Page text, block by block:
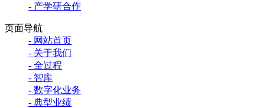
- 产学研合作
页面导航
- 网站首页
- 关于我们
- 全过程
- 智库
- 数字化业务
- 典型业绩